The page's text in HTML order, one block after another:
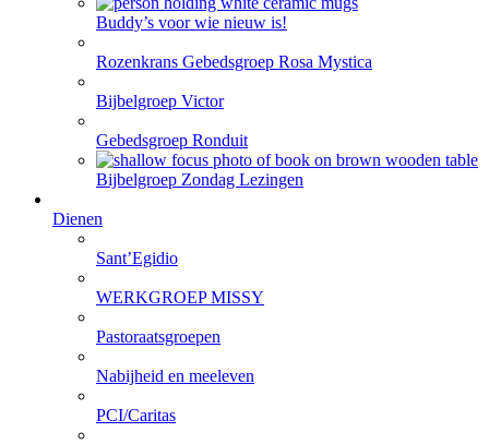
Buddy’s voor wie nieuw is!
Rozenkrans Gebedsgroep Rosa Mystica
Bijbelgroep Victor
Gebedsgroep Ronduit
Bijbelgroep Zondag Lezingen
Dienen
Sant’Egidio
WERKGROEP MISSY
Pastoraatsgroepen
Nabijheid en meeleven
PCI/Caritas